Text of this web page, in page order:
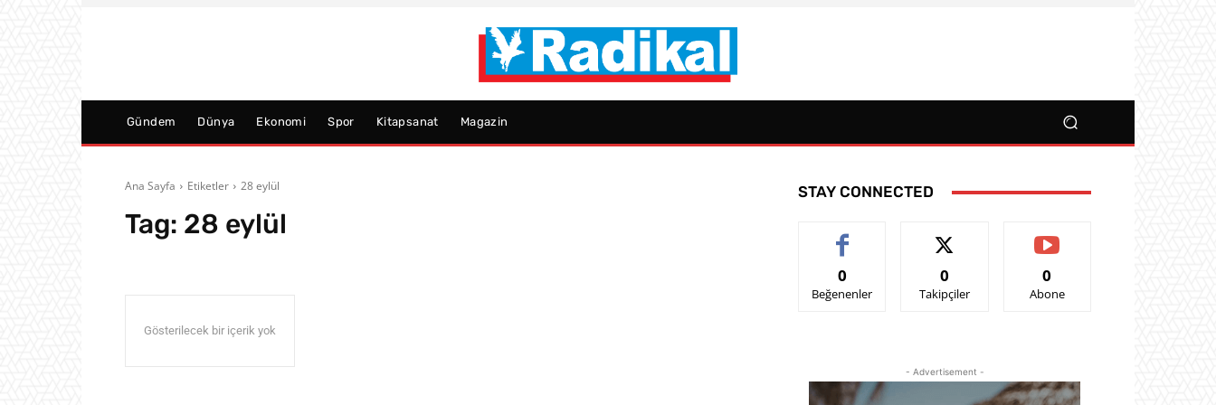
Gündem Dünya Ekonomi Spor Kitapsanat Magazin
Ana Sayfa Etiketler 28 eylül
Tag: 28 eylül
Gösterilecek bir içerik yok
STAY CONNECTED
0
Beğenenler
0
Takipçiler
0
Abone
- Advertisement -